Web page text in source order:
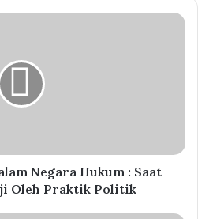
Negara Hukum : Saat
Oleh Praktik Politik